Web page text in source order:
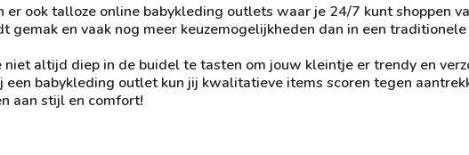
er ook talloze online babykleding outlets waar je 24/7 kunt shoppen
gemak en vaak nog meer keuzemogelijkheden dan in een
niet altijd diep in de buidel te tasten om jouw kleintje er trendy en
een babykleding outlet kun jij kwalitatieve items scoren tegen
aan stijl en comfort!